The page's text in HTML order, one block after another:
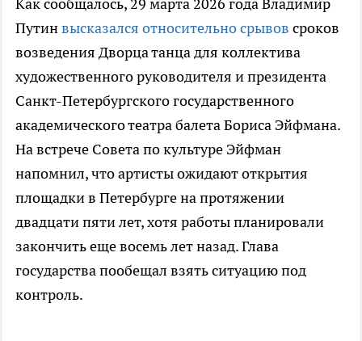
Как сообщалось, 29 марта 2026 года Владимир
Путинвысказался относительно срывов сроков
возведения Дворца танца для коллектива
художественного руководителя и президента
Санкт-Петербургского государственного
академического театра балета Бориса Эйфмана.
На встрече Совета по культуре Эйфман
напомнил, что артисты ожидают открытия
площадки в Петербурге на протяжении
двадцати пяти лет, хотя работы планировали
закончить еще восемь лет назад. Глава
государства пообещал взять ситуацию под
контроль.